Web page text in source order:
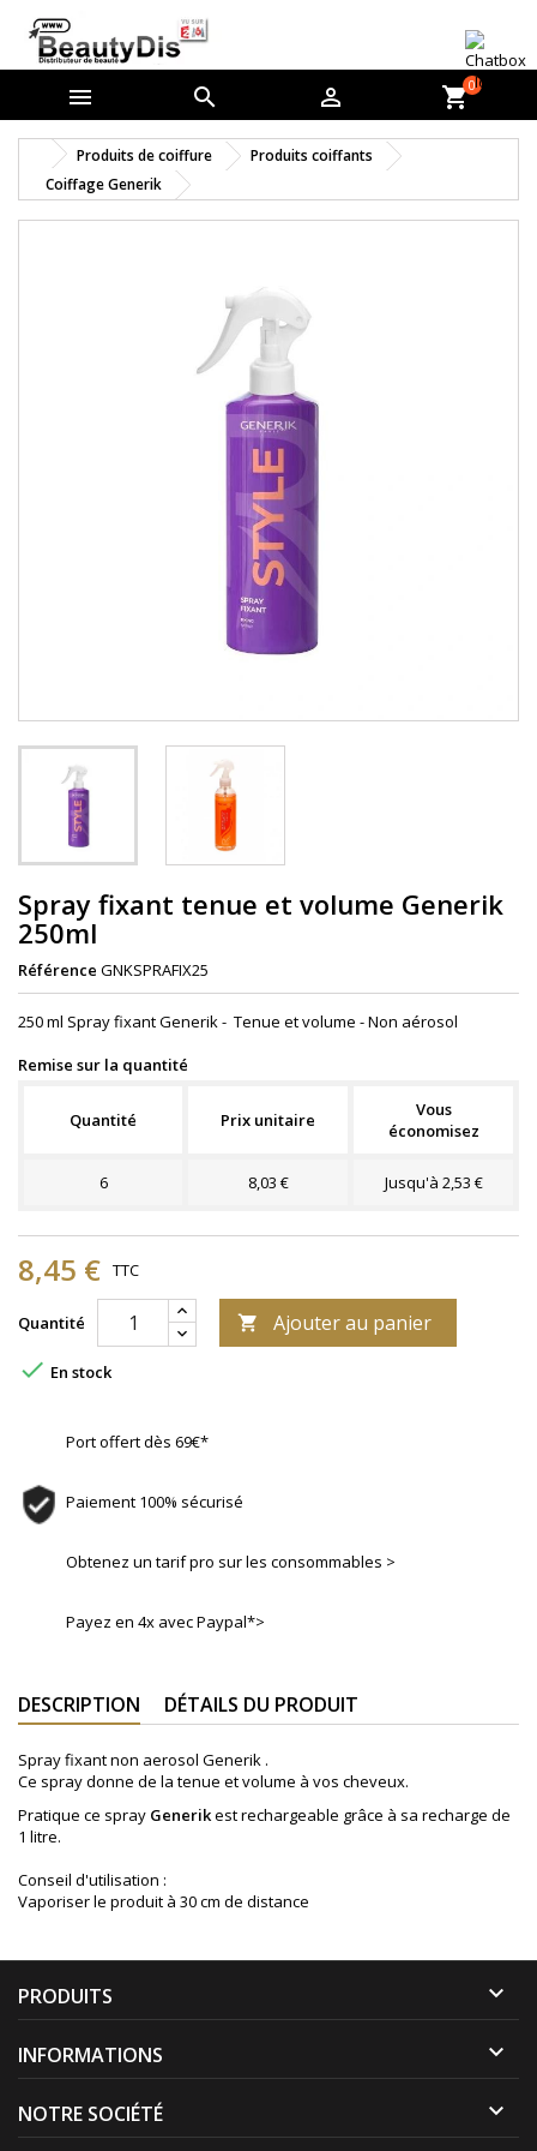
   shopping_cart0
Produits de coiffure
Produits coiffants
Coiffage Generik
Spray fixant tenue et volume Generik
250ml
Référence GNKSPRAFIX25
250 ml Spray fixant Generik - Tenue et volume - Non aérosol
Remise sur la quantité
Quantité Prix unitaire
Vous
économisez
6 8,03 € Jusqu'à 2,53 €
8,45 € TTC
Quantité  Ajouter au panier
 En stock
Port offert dès 69€*
Paiement 100% sécurisé
Obtenez un tarif pro sur les consommables >
Payez en 4x avec Paypal*>
DESCRIPTION DÉTAILS DU PRODUIT
Spray fixant non aerosol Generik .
Ce spray donne de la tenue et volume à vos cheveux.
Pratique ce spray Generikest rechargeable grâce à sa recharge de
1 litre.
Conseil d'utilisation :
Vaporiser le produit à 30 cm de distance
PRODUITS 
INFORMATIONS 
NOTRE SOCIÉTÉ 